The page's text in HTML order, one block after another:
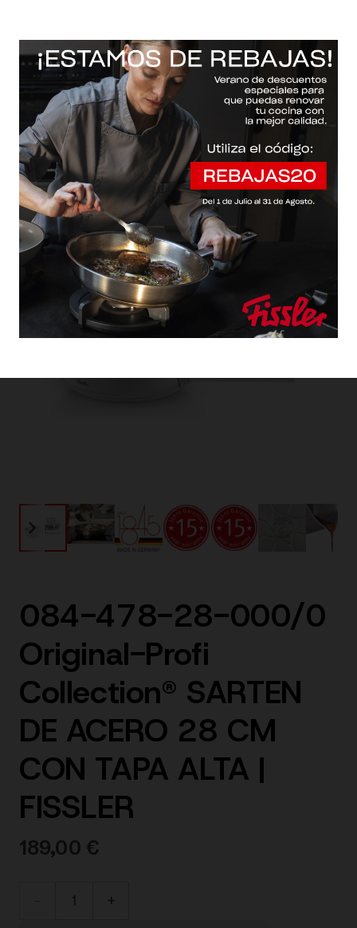
Inicio / Fissler Web / Sartenes
Original-profi collection®
084-478-28-000/0
Original-Profi
Collection® SARTEN
DE ACERO 28 CM
CON TAPA ALTA |
FISSLER
189,00 €